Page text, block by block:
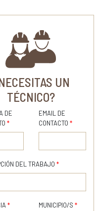
UN
TÉCNICO?
DE
*
EMAIL DE
CONTACTO *
DEL TRABAJO *
* MUNICIPIO/S *